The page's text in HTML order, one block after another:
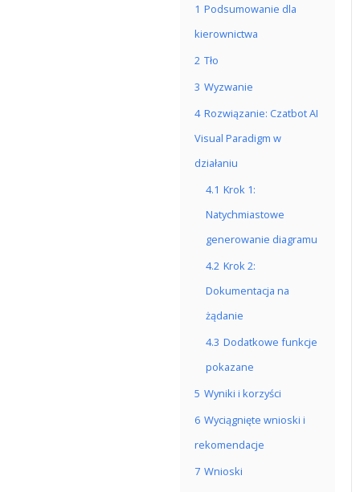
1 Podsumowanie dla
kierownictwa
2 Tło
3 Wyzwanie
4 Rozwiązanie: Czatbot AI
Visual Paradigm w
działaniu
4.1 Krok 1:
Natychmiastowe
generowanie diagramu
4.2 Krok 2:
Dokumentacja na
żądanie
4.3 Dodatkowe funkcje
pokazane
5 Wyniki i korzyści
6 Wyciągnięte wnioski i
rekomendacje
7 Wnioski